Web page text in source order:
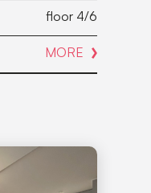
floor 4/6
MORE